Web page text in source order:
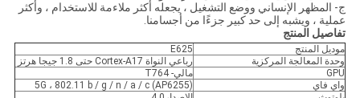
ج- المظهر الإنساني ووضع التشغيل ، يجعله أكثر ملاءمة للاستخدام ، وأكثر
عملية ، ويشبه إلى حد كبير جزءًا من أجسامنا.
تفاصيل المنتج
موديل المنتج
E625
وحدة المعالجة المركزية
رباعي النواة Cortex-A17 حتى 1.8 جيجا هرتز
GPU
مالي- T764
واي فاي
5G ، 802.11 b / g / n / a / c (AP6255)